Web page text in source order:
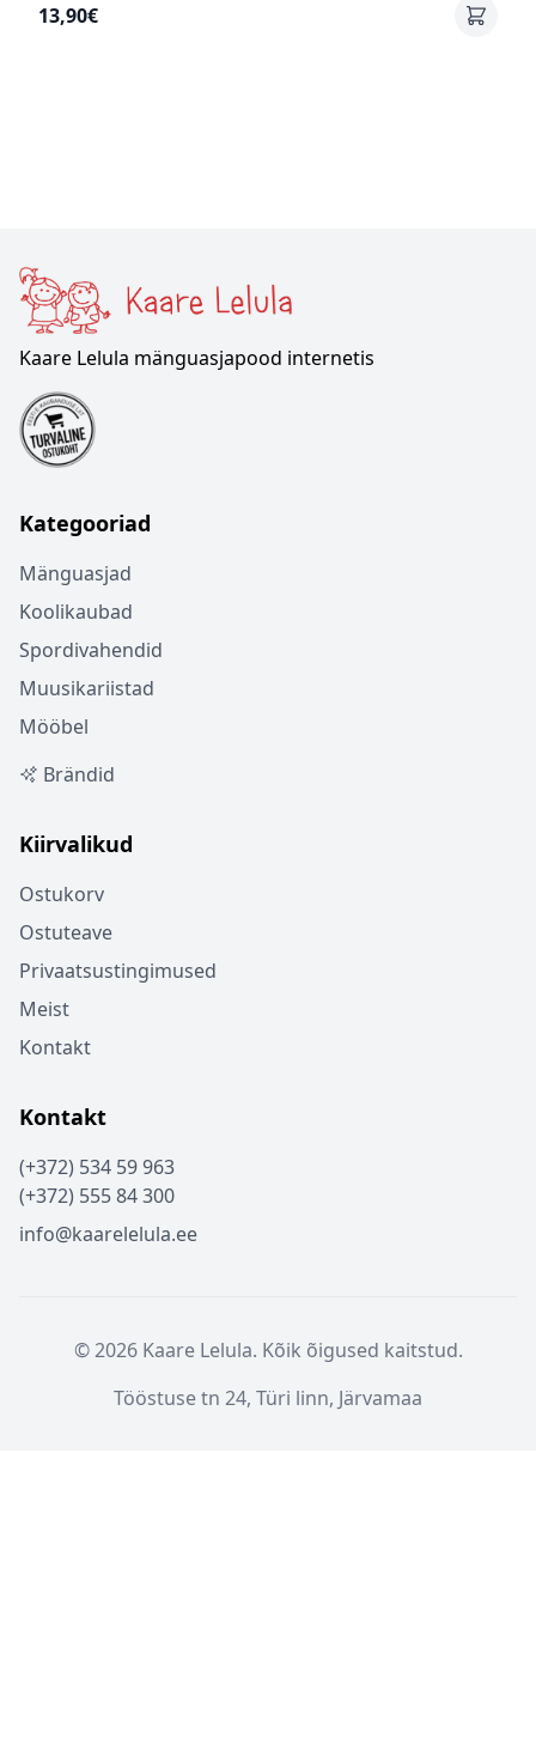
13,90€
Kaare Lelula mänguasjapood internetis
Kategooriad
Mänguasjad
Koolikaubad
Spordivahendid
Muusikariistad
Mööbel
Brändid
Kiirvalikud
Ostukorv
Ostuteave
Privaatsustingimused
Meist
Kontakt
Kontakt
(+372) 534 59 963
(+372) 555 84 300
info@kaarelelula.ee
© 2026 Kaare Lelula. Kõik õigused kaitstud.
Tööstuse tn 24, Türi linn, Järvamaa